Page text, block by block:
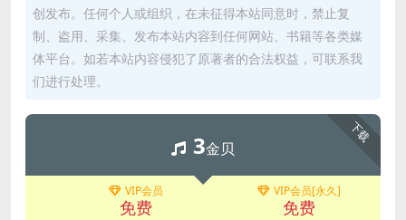
创发布。任何个人或组织，在未征得本站同意时，禁止复
制、盗用、采集、发布本站内容到任何网站、书籍等各类媒
体平台。如若本站内容侵犯了原著者的合法权益，可联系我
们进行处理。
下载
3金贝
VIP会员
免费
VIP会员[永久]
免费